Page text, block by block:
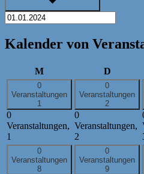
Kalender von
MMontag DDienstag
0
Veranstaltungen
1
0
Veranstaltungen,
1
0
Veranstaltungen
2
0
Veranstaltungen,
2
0
Veranstaltungen
8
0
Veranstaltungen
9